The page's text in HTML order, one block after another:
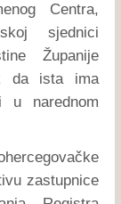
Centra,
sjednici
Županije
da ista ima
narednom
zastupnice